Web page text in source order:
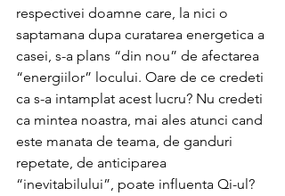
respectivei doamne care, la nici o
saptamana dupa curatarea energetica a
casei, s-a plans “din nou” de afectarea
“energiilor” locului. Oare de ce credeti
ca s-a intamplat acest lucru? Nu credeti
ca mintea noastra, mai ales atunci cand
este manata de teama, de ganduri
repetate, de anticiparea
“inevitabilului”, poate influenta Qi-ul?